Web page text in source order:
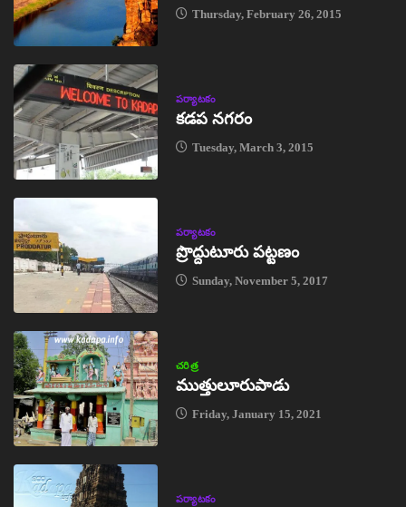
Thursday, February 26, 2015
పర్యాటకం
కడప నగరం
Tuesday, March 3, 2015
పర్యాటకం
ప్రొద్దుటూరు పట్టణం
Sunday, November 5, 2017
చరిత్ర
ముత్తులూరుపాడు
Friday, January 15, 2021
పర్యాటకం